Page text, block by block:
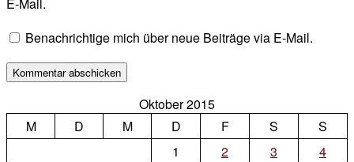
E-Mail.
Benachrichtige mich über neue Beiträge via E-Mail.
Oktober 2015
M
D M D F S
S
1
2 3
4